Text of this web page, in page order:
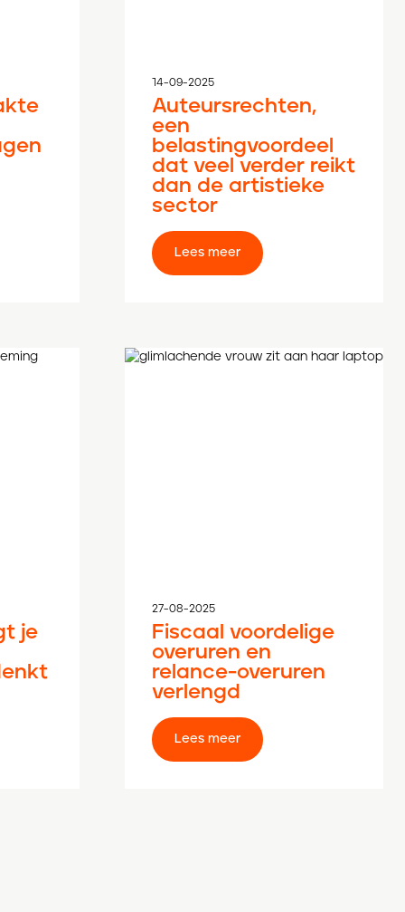
14-09-2025
Auteursrechten,
een
belastingvoordeel
dat veel verder reikt
dan de artistieke
sector
Lees meer
je
27-08-2025
Fiscaal voordelige
overuren en
relance-overuren
verlengd
Lees meer